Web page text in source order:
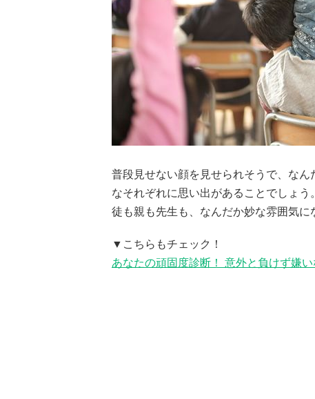
普段見せない顔を見せられそうで、な
なそれぞれに思い出があることでしょ
徒も親も先生も、なんだか妙な雰囲気に
▼こちらもチェック！
あなたの頑固度診断！ 意外と負けず嫌